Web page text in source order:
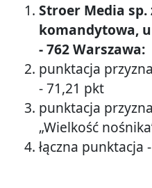
Stroer Media sp.
komandytowa,
- 762 Warszawa:
punktacja
- 71,21 pkt
punktacja
„Wielkość
łączna punktacja